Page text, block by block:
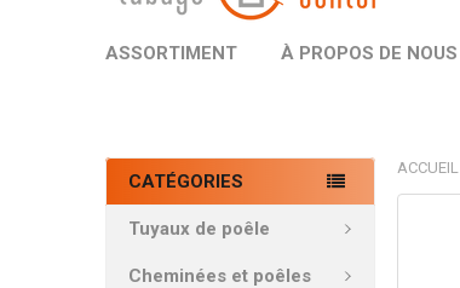
ASSORTIMENT À PROPOS DE NOUS
CATÉGORIES
Tuyaux de poêle
Cheminées et poêles
ACCUEIL